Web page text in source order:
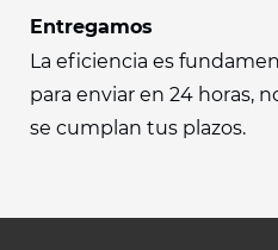
Entregamos
La eficiencia es
para enviar en 24 horas,
se cumplan tus plazos.